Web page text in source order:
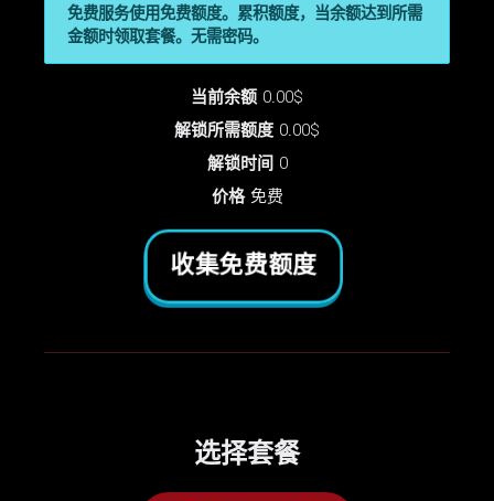
免费服务使用免费额度。累积额度，当余额达到所需
金额时领取套餐。无需密码。
当前余额 0.00$
解锁所需额度 0.00$
解锁时间0
价格免费
收集免费额度
选择套餐